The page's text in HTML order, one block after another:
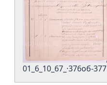
01_6_10_67_·376об-377